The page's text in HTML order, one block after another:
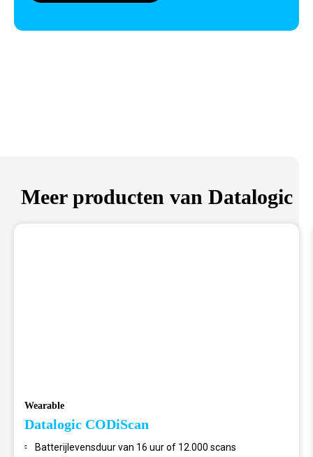
Meer producten van Datalogic
Wearable
Datalogic CODiScan
Batterijlevensduur van 16 uur of 12.000 scans